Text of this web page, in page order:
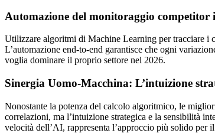
Automazione del monitoraggio competitor
Utilizzare algoritmi di Machine Learning per tracciare i
L’automazione end-to-end garantisce che ogni
voglia dominare il proprio settore nel 2026.
Sinergia Uomo-Macchina: L’intuizione
Nonostante la potenza del calcolo algoritmico, le
correlazioni, ma l’intuizione strategica e la sensibilità
velocità dell’AI, rappresenta l’approccio più solido per